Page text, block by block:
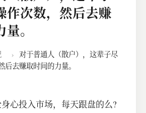
作次数，然后去赚
。
›
对于普通人（散户），这辈子尽
后去赚取时间的力量。
心投入市场，每天跟盘的么?